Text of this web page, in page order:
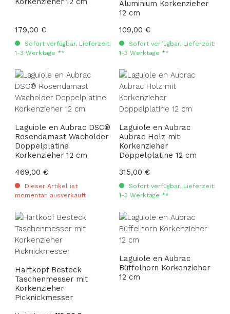
Regulärer Preis:
179,00 €
Sofort verfügbar, Lieferzeit:
1-3 Werktage **
Aluminium Korkenzieher
12 cm
Regulärer Preis:
109,00 €
Sofort verfügbar, Lieferzeit:
1-3 Werktage **
Laguiole en Aubrac DSC®
Rosendamast Wacholder
Doppelplatine
Korkenzieher 12 cm
Regulärer Preis:
469,00 €
Dieser Artikel ist
momentan ausverkauft
Laguiole en Aubrac
Aubrac Holz mit
Korkenzieher
Doppelplatine 12 cm
Regulärer Preis:
315,00 €
Sofort verfügbar, Lieferzeit:
1-3 Werktage **
Hartkopf Besteck
Taschenmesser mit
Korkenzieher
Picknickmesser
Laguiole en Aubrac
Büffelhorn Korkenzieher
12 cm